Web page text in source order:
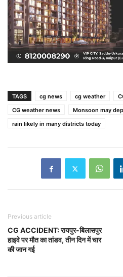
TAGS cg news cg weather
CG weather news
Monsoon may
rain likely in many districts today
Previous article
CG ACCIDENT: रायपुर-बिलासपुर
हाइवे पर मौत का तांडव, तीन दिन में चार
की जान गई